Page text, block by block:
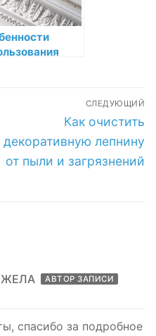
СЛЕДУЮЩИЙ
Следующая
запись:
Как очистить
декоративную лепнину
от пыли и загрязнений
АВТОР ЗАПИСИ
спасибо за подробное